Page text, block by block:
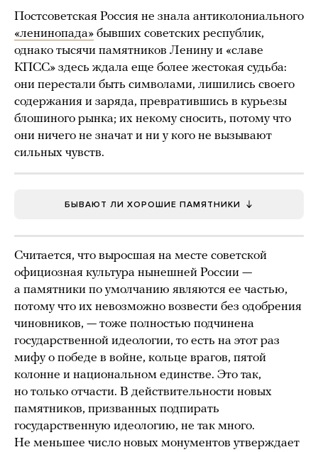
Постсоветская Россия не знала антиколониального
«ленинопада» бывших советских республик,
однако тысячи памятников Ленину и «славе
КПСС» здесь ждала еще более жестокая судьба:
они перестали быть символами, лишились своего
содержания и заряда, превратившись в курьезы
блошиного рынка; их некому сносить, потому что
они ничего не значат и ни у кого не вызывают
сильных чувств.
БЫВАЮТ ЛИ ХОРОШИЕ ПАМЯТНИКИ
Считается, что выросшая на месте советской
официозная культура нынешней России —
а памятники по умолчанию являются ее частью,
потому что их невозможно возвести без одобрения
чиновников, — тоже полностью подчинена
государственной идеологии, то есть на этот раз
мифу о победе в войне, кольце врагов, пятой
колонне и национальном единстве. Это так,
но только отчасти. В действительности новых
памятников, призванных подпирать
государственную идеологию, не так много.
Не меньшее число новых монументов утверждает